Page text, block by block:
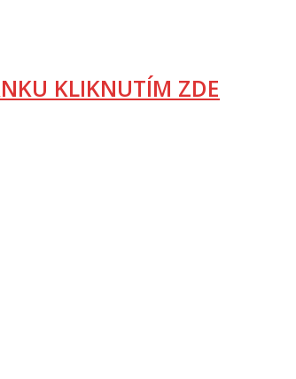
KLIKNUTÍM ZDE